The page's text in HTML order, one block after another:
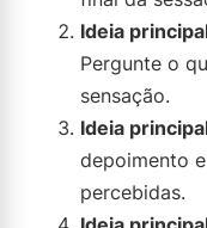
Ideia
Pergunte o
sensação.
Ideia
depoimento
percebidas.